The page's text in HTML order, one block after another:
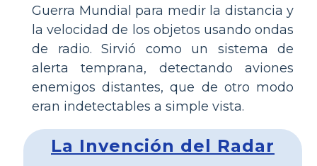
Guerra Mundial para medir la distancia y
la velocidad de los objetos usando ondas
de radio. Sirvió como un sistema de
alerta temprana, detectando aviones
enemigos distantes, que de otro modo
eran indetectables a simple vista.
La Invención del Radar